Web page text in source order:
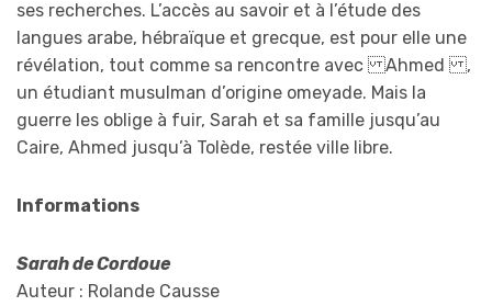
ses recherches. L’accès au savoir et à l’étude des
langues arabe, hébraïque et grecque, est pour elle une
révélation, tout comme sa rencontre avec Ahmed ,
un étudiant musulman d’origine omeyade. Mais la
guerre les oblige à fuir, Sarah et sa famille jusqu’au
Caire, Ahmed jusqu’à Tolède, restée ville libre.
Informations
Sarah de Cordoue
Auteur : Rolande Causse